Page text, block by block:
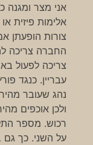
אני מצר ומגנה
אלימות פיזית
צורות הופעתן
החברה צריכה
צריכה לפעול
עבריין. כנגד
נהג שעובר
ולכן אוכפים
רכוש. מספר
על השני. כך גם